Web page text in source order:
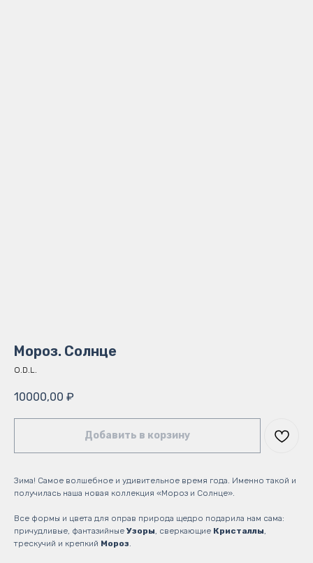
Мороз. Солнце
O.D.L.
10000,00 ₽
Добавить в корзину
Зима! Самое волшебное и удивительное время года. Именно такой и
получилась наша новая коллекция «Мороз и Солнце».
Все формы и цвета для оправ природа щедро подарила нам сама:
причудливые, фантазийные Узоры, сверкающие Кристаллы,
трескучий и крепкий Мороз.